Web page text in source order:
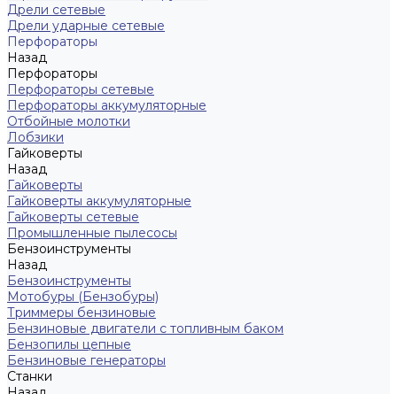
Дрели сетевые
Дрели ударные сетевые
Перфораторы
Назад
Перфораторы
Перфораторы сетевые
Перфораторы аккумуляторные
Отбойные молотки
Лобзики
Гайковерты
Назад
Гайковерты
Гайковерты аккумуляторные
Гайковерты сетевые
Промышленные пылесосы
Бензоинструменты
Назад
Бензоинструменты
Мотобуры (Бензобуры)
Триммеры бензиновые
Бензиновые двигатели с топливным баком
Бензопилы цепные
Бензиновые генераторы
Станки